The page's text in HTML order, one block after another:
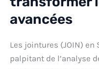
avancées
Les jointures (JOIN) en
palpitant de l’analyse